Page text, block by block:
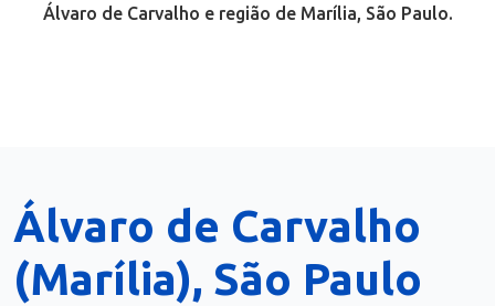
Álvaro de Carvalho e região de Marília, São Paulo.
Álvaro de Carvalho
(Marília), São Paulo